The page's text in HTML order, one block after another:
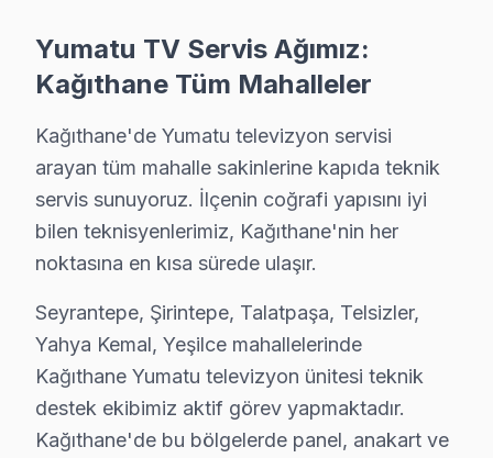
Yumatu TV Teknik Profil ve Servis Rehberi
Yumatu TV Teknik Servis Rehberi
Yumatu servisimizde en yaygın yazılım
bu marka Servis Yaklaşımımız
marka kalitesi ilkeleri doğrultusunda Yumatu TV'lerde
bu TV TV Onarım Süreci
2. Termal kamera, osiloskop, ESR ölçer ile elektronik
3. Arıza kaynağı tespit edilir: panel mi, anakart mı, güç
4. Yazılı fiyat teklifi sunulur; onay olmadan işlem
5. Orijinal veya OEM eşdeğer Yumatu parça ile onarım
Yumatu TV Servis Ağımız:
Kağıthane Tüm Mahalleler
Kağıthane'de Yumatu televizyon servisi
arayan tüm mahalle sakinlerine kapıda teknik
servis sunuyoruz. İlçenin coğrafi yapısını iyi
bilen teknisyenlerimiz, Kağıthane'nin her
noktasına en kısa sürede ulaşır.
Seyrantepe, Şirintepe, Talatpaşa, Telsizler,
Yahya Kemal, Yeşilce mahallelerinde
Kağıthane Yumatu televizyon ünitesi teknik
destek ekibimiz aktif görev yapmaktadır.
Kağıthane'de bu bölgelerde panel, anakart ve